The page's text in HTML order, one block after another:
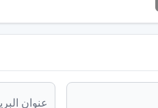
الأسنان المفلور:
ذلك، يجب تجنب الاستخدام
بانتظام بالفرشاة والخيط